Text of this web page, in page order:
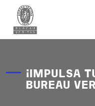
Pasar al contenido principal
¡IMPULSA
BUREAU